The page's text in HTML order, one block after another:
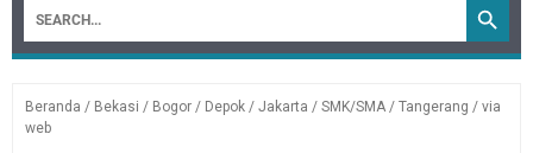
Beranda / Bekasi / Bogor / Depok / Jakarta / SMK/SMA / Tangerang / via
web